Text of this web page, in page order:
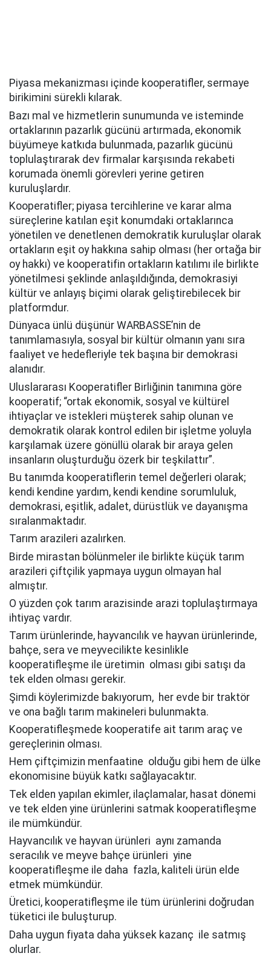
Piyasa mekanizması içinde kooperatifler, sermaye
birikimini sürekli kılarak.
Bazı mal ve hizmetlerin sunumunda ve isteminde
ortaklarının pazarlık gücünü artırmada, ekonomik
büyümeye katkıda bulunmada, pazarlık gücünü
toplulaştırarak dev firmalar karşısında rekabeti
korumada önemli görevleri yerine getiren
kuruluşlardır.
Kooperatifler; piyasa tercihlerine ve karar alma
süreçlerine katılan eşit konumdaki ortaklarınca
yönetilen ve denetlenen demokratik kuruluşlar olarak
ortakların eşit oy hakkına sahip olması (her ortağa bir
oy hakkı) ve kooperatifin ortakların katılımı ile birlikte
yönetilmesi şeklinde anlaşıldığında, demokrasiyi
kültür ve anlayış biçimi olarak geliştirebilecek bir
platformdur.
Dünyaca ünlü düşünür WARBASSE’nin de
tanımlamasıyla, sosyal bir kültür olmanın yanı sıra
faaliyet ve hedefleriyle tek başına bir demokrasi
alanıdır.
Uluslararası Kooperatifler Birliğinin tanımına göre
kooperatif; “ortak ekonomik, sosyal ve kültürel
ihtiyaçlar ve istekleri müşterek sahip olunan ve
demokratik olarak kontrol edilen bir işletme yoluyla
karşılamak üzere gönüllü olarak bir araya gelen
insanların oluşturduğu özerk bir teşkilattır”.
Bu tanımda kooperatiflerin temel değerleri olarak;
kendi kendine yardım, kendi kendine sorumluluk,
demokrasi, eşitlik, adalet, dürüstlük ve dayanışma
sıralanmaktadır.
Tarım arazileri azalırken.
Birde mirastan bölünmeler ile birlikte küçük tarım
arazileri çiftçilik yapmaya uygun olmayan hal
almıştır.
O yüzden çok tarım arazisinde arazi toplulaştırmaya
ihtiyaç vardır.
Tarım ürünlerinde, hayvancılık ve hayvan ürünlerinde,
bahçe, sera ve meyvecilikte kesinlikle
kooperatifleşme ile üretimin olması gibi satışı da
tek elden olması gerekir.
Şimdi köylerimizde bakıyorum, her evde bir traktör
ve ona bağlı tarım makineleri bulunmakta.
Kooperatifleşmede kooperatife ait tarım araç ve
gereçlerinin olması.
Hem çiftçimizin menfaatine olduğu gibi hem de ülke
ekonomisine büyük katkı sağlayacaktır.
Tek elden yapılan ekimler, ilaçlamalar, hasat dönemi
ve tek elden yine ürünlerini satmak kooperatifleşme
ile mümkündür.
Hayvancılık ve hayvan ürünleri aynı zamanda
seracılık ve meyve bahçe ürünleri yine
kooperatifleşme ile daha fazla, kaliteli ürün elde
etmek mümkündür.
Üretici, kooperatifleşme ile tüm ürünlerini doğrudan
tüketici ile buluşturup.
Daha uygun fiyata daha yüksek kazanç ile satmış
olurlar.